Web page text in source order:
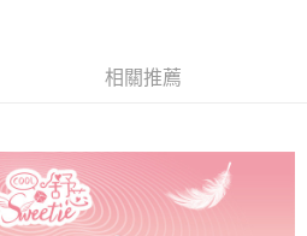
將依據個別帳號之用戶狀況，依本公司即
該用戶之使用額度並採取法律行動。
相關推薦